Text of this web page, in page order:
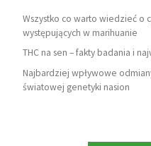
Wszystko co warto wiedzieć o
występujących w marihuanie
THC na sen – fakty badania i
Najbardziej wpływowe
światowej genetyki nasion